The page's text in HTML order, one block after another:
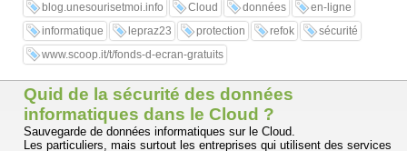
blog.unesourisetmoi.info Cloud données
en-ligne
informatique
lepraz23 protection refok
sécurité
www.scoop.it/t/fonds-d-ecran-gratuits
Quid de la sécurité des données
informatiques dans le Cloud ?
Sauvegarde de données informatiques sur le Cloud.
Les particuliers, mais surtout les entreprises qui utilisent des services